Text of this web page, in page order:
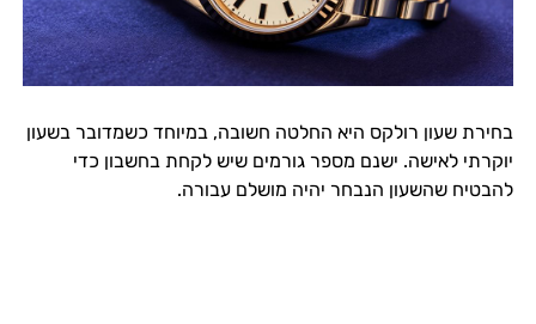
בחירת שעון רולקס היא החלטה חשובה, במיוחד כשמדובר בשעון
יוקרתי לאישה. ישנם מספר גורמים שיש לקחת בחשבון כדי
להבטיח שהשעון הנבחר יהיה מושלם עבורה.